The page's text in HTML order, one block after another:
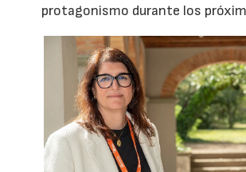
protagonismo durante los